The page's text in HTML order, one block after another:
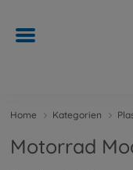
Home Kategorien
Motorrad